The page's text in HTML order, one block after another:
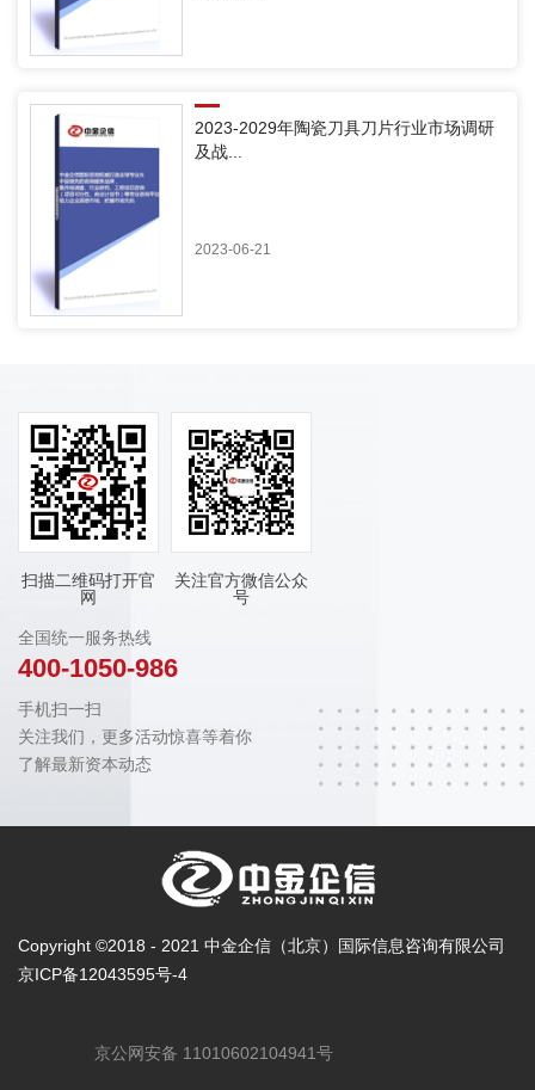
2023-2029年陶瓷刀具刀片行业市场调研
及战...
2023-06-21
扫描二维码打开官
网
关注官方微信公众
号
全国统一服务热线
400-1050-986
手机扫一扫
关注我们，更多活动惊喜等着你
了解最新资本动态
Copyright ©2018 - 2021 中金企信（北京）国际信息咨询有限公司
京ICP备12043595号-4
京公网安备 11010602104941号